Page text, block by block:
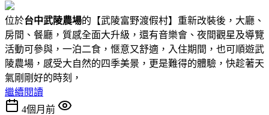
位於台中武陵農場的【武陵富野渡假村】重新改裝後，大廳、
房間、餐廳，質感全面大升級，還有音樂會、夜間觀星及導覽
活動可參與，一泊二食，愜意又舒適，入住期間，也可順遊武
陵農場，感受大自然的四季美景，更是難得的體驗，快趁著天
氣剛剛好的時刻，
繼續閱讀
4個月前